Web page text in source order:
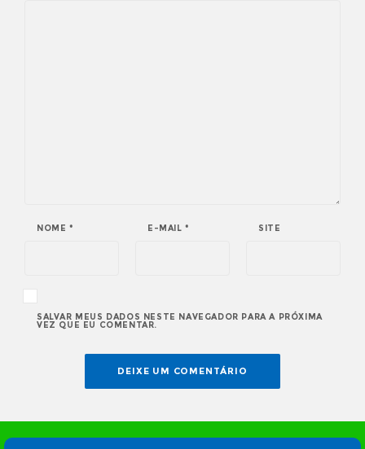
NOME * E-MAIL* SITE
SALVAR MEUS DADOS NESTE NAVEGADOR PARA A PRÓXIMA
VEZ QUE EU COMENTAR.